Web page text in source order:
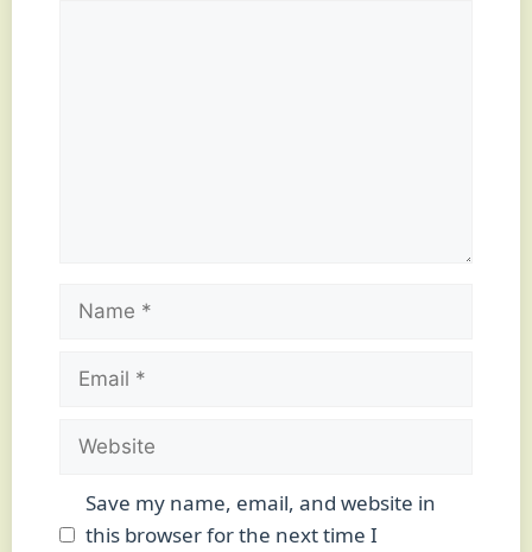
Name
Email
Website
Save my name, email, and website in
this browser for the next time I